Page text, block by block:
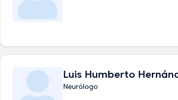
Luis Humberto
Neurólogo